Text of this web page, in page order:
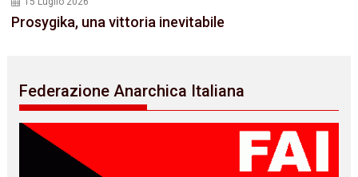
Prosygika, una vittoria inevitabile
Federazione Anarchica Italiana